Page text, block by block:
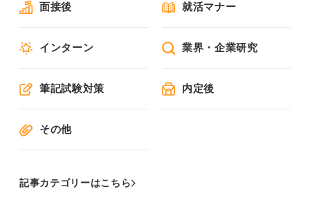
面接後 就活マナー
インターン 業界・企業研究
筆記試験対策 内定後
その他
記事カテゴリーはこちら